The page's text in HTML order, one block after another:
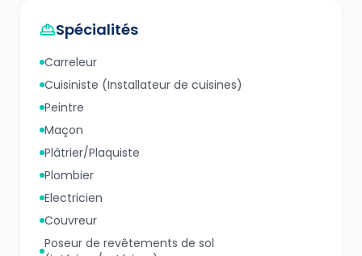
Spécialités
Carreleur
Cuisiniste (Installateur de cuisines)
Peintre
Maçon
Plâtrier/Plaquiste
Plombier
Electricien
Couvreur
Poseur de revêtements de sol